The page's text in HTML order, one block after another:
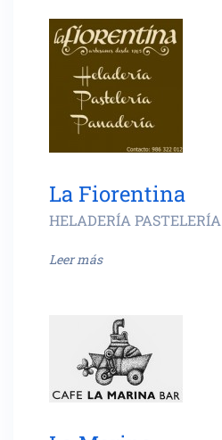
La Fiorentina
HELADERÍA PASTELERÍA
Leer más